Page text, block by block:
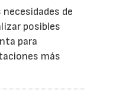
de
posibles
para
más